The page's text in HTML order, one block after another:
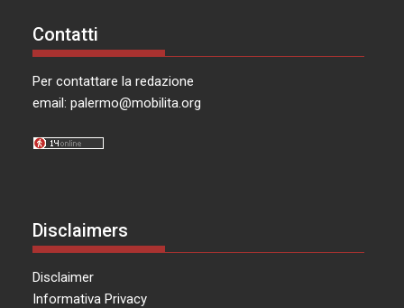
Contatti
Per contattare la redazione
email:palermo@mobilita.org
Disclaimers
Disclaimer
Informativa Privacy